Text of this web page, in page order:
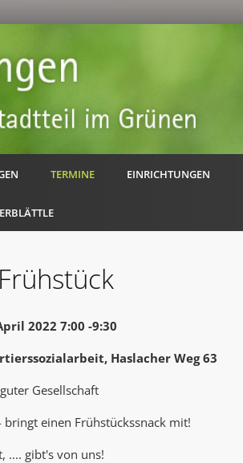
TERMINE EINRICHTUNGEN
2022 7:00 -9:30
Haslacher Weg 63
Gesellschaft
einen Frühstückssnack mit!
.... gibt's von uns!